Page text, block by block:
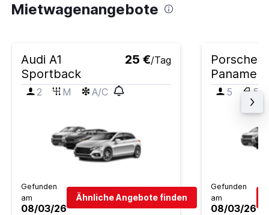
Mietwagenangebote
Audi A1
Sportback
25 €/Tag
2 M A/C
Gefunden
am
08/03/26
Ähnliche Angebote finden
Porsche
Panamera
5 5
Gefunden
am
08/03/26